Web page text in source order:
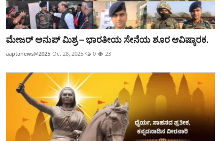
ಮೇಜರ್ ಅನುಪ್ ಮಿಶ್ರ – ಭಾರತೀಯ ಸೇನೆಯ ಶೂರ ಆವಿಷ್ಕಾರಕ.
aaptanews@2025 Oct 28, 2025 0 23